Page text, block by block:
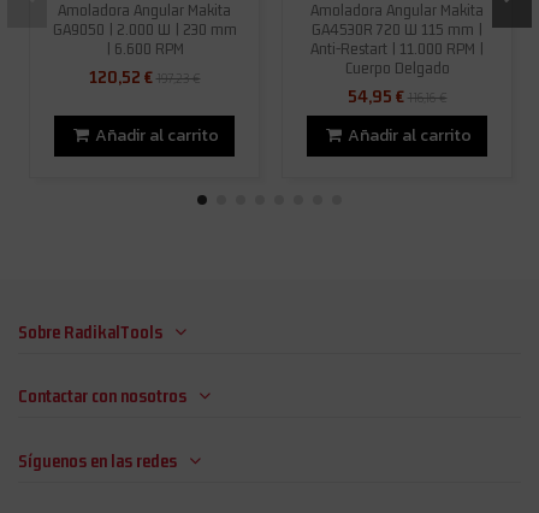
Amoladora Angular Makita
GA9050 | 2.000 W | 230 mm
| 6.600 RPM
120,52 €197,23 €
Añadir al carrito
Amoladora Angular Makita
GA4530R 720 W 115 mm |
Anti-Restart | 11.000 RPM |
Cuerpo Delgado
54,95 €116,16 €
Añadir al carrito
Sobre RadikalTools
Contactar con nosotros
Síguenos en las redes